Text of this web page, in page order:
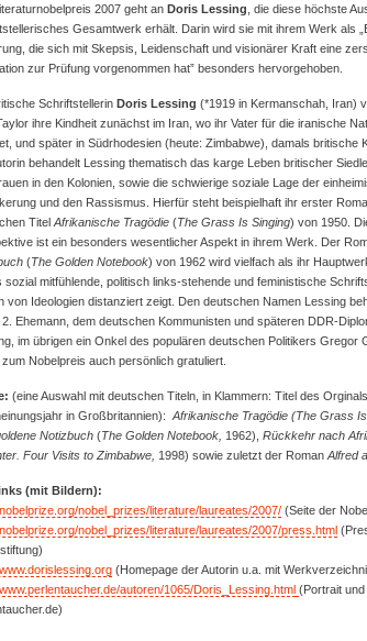
2007 geht an Doris Lessing , die diese höchste
Gesamtwerk erhält. Darin wird sie mit ihrem Werk als
die sich mit Skepsis, Leidenschaft und visionärer Kraft eine
zur Prüfung vorgenommen hat” besonders hervorgehoben.
Schriftstellerin Doris Lessing (*1919 in Kermanschah, Iran)
ihre Kindheit zunächst im Iran, wo ihr Vater für die iranische
und später in Südrhodesien (heute: Zimbabwe), damals britische
behandelt Lessing thematisch das karge Leben britischer
in den Kolonien, sowie die schwierige soziale Lage der
und den Rassismus. Hierfür steht beispielhaft ihr erster
Titel Afrikanische Tragödie(The Grass Is Singing) von 1950.
ist ein besonders wesentlicher Aspekt in ihrem Werk. Der
(The Golden Notebook) von 1962 wird vielfach als ihr
sozial mitfühlende, politisch links-stehende und feministische
von Ideologien distanziert zeigt. Den deutschen Namen Lessing
2. Ehemann, dem deutschen Kommunisten und späteren DDR-
im übrigen ein Onkel des populären deutschen Politikers Gregor
zum Nobelpreis auch persönlich gratuliert.
(eine Auswahl mit deutschen Titeln, in Klammern: Titel des Orginals,
in Großbritannien): Afrikanische Tragödie(The Grass
Notizbuch(The Golden Notebook, 1962), Rückkehr nach
Four Visits to Zimbabwe, 1998) sowie zuletzt der Roman Alfred
(mit Bildern):
nobel_prizes/literature/laureates/2007/(Seite der
nobel_prizes/literature/laureates/2007/press.html
(Homepage der Autorin u.a. mit
autoren/1065/Doris_Lessing.html (Portrait